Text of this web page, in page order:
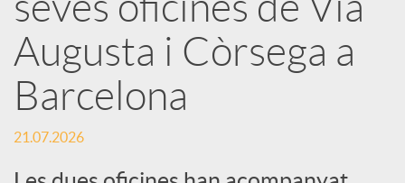
c
a
d
Augusta i Còrsega a
Barcelona
21.07.2026